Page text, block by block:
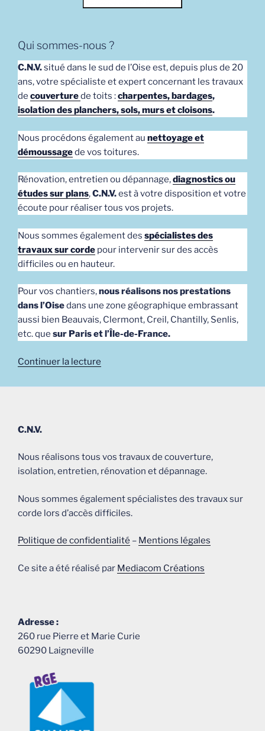
Qui sommes-nous ?
C.N.V.situé dans le sud de l’Oise est, depuis plus de 20
ans, votre spécialiste et expert concernant les travaux
de couverturede toits :charpentes, bardages,
isolation des planchers, sols, murs et cloisons.
Nous procédons également au nettoyage et
démoussagede vos toitures.
Rénovation, entretien ou dépannage,diagnostics ou
études sur plans,C.N.V.est à votre disposition et votre
écoute pour réaliser tous vos projets.
Nous sommes également des spécialistes des
travaux sur corde pour intervenir sur des accès
difficiles ou en hauteur.
Pour vos chantiers,nous réalisons nos prestations
dans l’Oisedans une zone géographique embrassant
aussi bien Beauvais, Clermont, Creil, Chantilly, Senlis,
etc. que sur Paris et l’Île-de-France.
Continuer la lecture
sur
C.N.V.,
le
de
tous
travaux
couverture
toits. »
C.N.V.
Nous réalisons tous vos travaux de couverture,
isolation, entretien, rénovation et dépannage.
Nous sommes également spécialistes des travaux sur
corde lors d’accès difficiles.
Politique de confidentialité – Mentions légales
Ce site a été réalisé par Mediacom Créations
Adresse :
260 rue Pierre et Marie Curie
60290 Laigneville